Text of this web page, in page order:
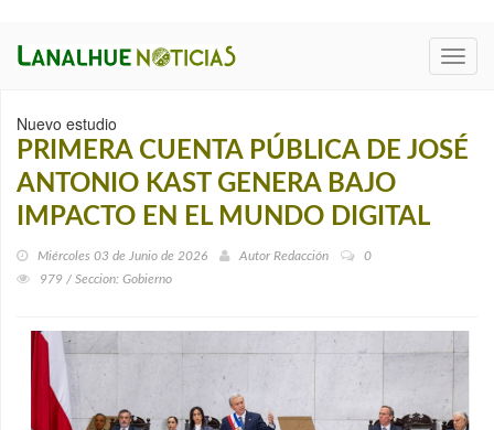
Nuevo estudio
PRIMERA CUENTA PÚBLICA DE JOSÉ
ANTONIO KAST GENERA BAJO
IMPACTO EN EL MUNDO DIGITAL
Miércoles 03 de Junio de 2026 Autor Redacción
0
979 / Seccion: Gobierno